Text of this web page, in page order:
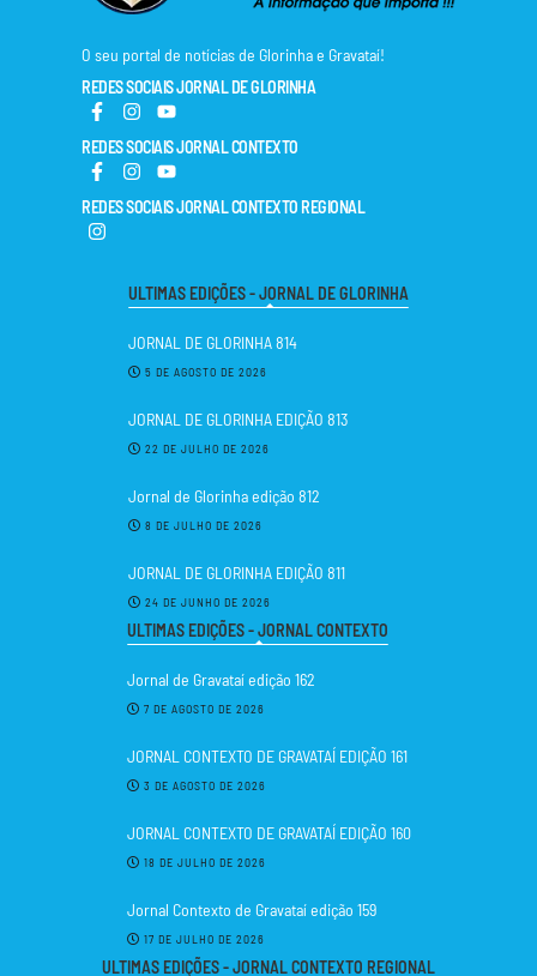
O seu portal de notícias de Glorinha e Gravataí!
REDES SOCIAIS JORNAL DE GLORINHA
REDES SOCIAIS JORNAL CONTEXTO
REDES SOCIAIS JORNAL CONTEXTO REGIONAL
ULTIMAS EDIÇÕES - JORNAL DE GLORINHA
JORNAL DE GLORINHA 814
5 DE AGOSTO DE 2026
JORNAL DE GLORINHA EDIÇÃO 813
22 DE JULHO DE 2026
Jornal de Glorinha edição 812
8 DE JULHO DE 2026
JORNAL DE GLORINHA EDIÇÃO 811
24 DE JUNHO DE 2026
ULTIMAS EDIÇÕES - JORNAL CONTEXTO
Jornal de Gravataí edição 162
7 DE AGOSTO DE 2026
JORNAL CONTEXTO DE GRAVATAÍ EDIÇÃO 161
3 DE AGOSTO DE 2026
JORNAL CONTEXTO DE GRAVATAÍ EDIÇÃO 160
18 DE JULHO DE 2026
Jornal Contexto de Gravataí edição 159
17 DE JULHO DE 2026
ULTIMAS EDIÇÕES - JORNAL CONTEXTO REGIONAL